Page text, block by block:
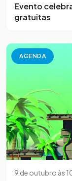
Evento
gratuitas
AGENDA
9 de outubro às